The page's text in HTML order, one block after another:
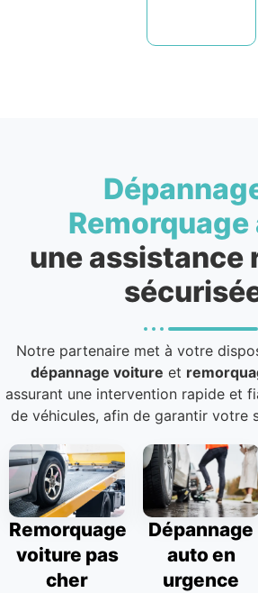
Remorquage
une assistance
Notre partenaire met à votre
dépannage voiture et
assurant une intervention rapide et
de véhicules, afin de garantir votre
Remorquage
voiture pas
cher
Dépannage
auto en
urgence